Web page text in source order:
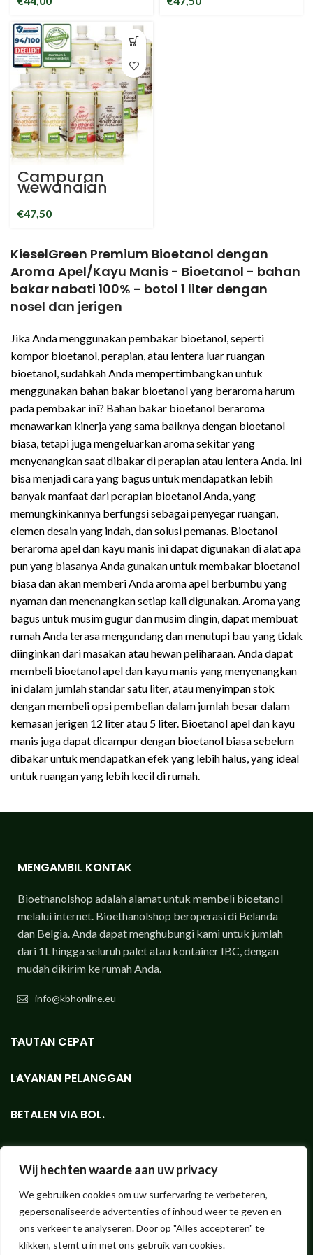
Wij hechten waarde aan uw privacy
We gebruiken cookies om uw surfervaring te verbeteren,
gepersonaliseerde advertenties of inhoud weer te geven en
ons verkeer te analyseren. Door op "Alles accepteren" te
klikken, stemt u in met ons gebruik van cookies.
rumah bio
ambien
Apel/Kayu
Campuran
wewangian
Bioetanol
KieselGreen
Coffee Cookies
el bioetanol
perapian
ambien
€47,50
KieselGreen Premium Bioetanol dengan
Aroma Apel/Kayu Manis - Bioetanol - bahan
bakar nabati 100% - botol 1 liter dengan
nosel dan jerigen
Jika Anda menggunakan pembakar bioetanol, seperti
kompor bioetanol, perapian, atau lentera luar ruangan
bioetanol, sudahkah Anda mempertimbangkan untuk
menggunakan bahan bakar bioetanol yang beraroma harum
pada pembakar ini? Bahan bakar bioetanol beraroma
menawarkan kinerja yang sama baiknya dengan bioetanol
biasa, tetapi juga mengeluarkan aroma sekitar yang
menyenangkan saat dibakar di perapian atau lentera Anda. Ini
bisa menjadi cara yang bagus untuk mendapatkan lebih
banyak manfaat dari perapian bioetanol Anda, yang
memungkinkannya berfungsi sebagai penyegar ruangan,
elemen desain yang indah, dan solusi pemanas. Bioetanol
beraroma apel dan kayu manis ini dapat digunakan di alat apa
pun yang biasanya Anda gunakan untuk membakar bioetanol
biasa dan akan memberi Anda aroma apel berbumbu yang
nyaman dan menenangkan setiap kali digunakan. Aroma yang
bagus untuk musim gugur dan musim dingin, dapat membuat
rumah Anda terasa mengundang dan menutupi bau yang tidak
diinginkan dari masakan atau hewan peliharaan. Anda dapat
membeli bioetanol apel dan kayu manis yang menyenangkan
ini dalam jumlah standar satu liter, atau menyimpan stok
dengan membeli opsi pembelian dalam jumlah besar dalam
kemasan jerigen 12 liter atau 5 liter. Bioetanol apel dan kayu
manis juga dapat dicampur dengan bioetanol biasa sebelum
dibakar untuk mendapatkan efek yang lebih halus, yang ideal
untuk ruangan yang lebih kecil di rumah.
MENGAMBIL KONTAK
Bioethanolshop adalah alamat untuk membeli bioetanol
melalui internet. Bioethanolshop beroperasi di Belanda
dan Belgia. Anda dapat menghubungi kami untuk jumlah
dari 1L hingga seluruh palet atau kontainer IBC, dengan
mudah dikirim ke rumah Anda.
info@kbhonline.eu
TAUTAN CEPAT
LAYANAN PELANGGAN
BETALEN VIA BOL.
Toko Bioetanol - Dalam volume kecil atau besar, toko web untuk
bioetanol KieselGreen kualitas terbaik.
Hendrik ter Kuilestraat 173 (tidak ada toko, penjemputan tidak
Enschede 66830257 | ©2023 Bioethanolshop, bagian dari KBH BV